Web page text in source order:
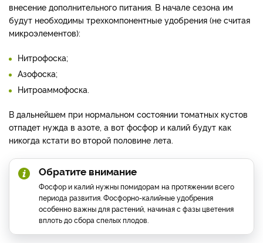
внесение дополнительного питания. В начале сезона им
будут необходимы трехкомпонентные удобрения (не считая
микроэлементов):
Нитрофоска;
Азофоска;
Нитроаммофоска.
В дальнейшем при нормальном состоянии томатных кустов
отпадет нужда в азоте, а вот фосфор и калий будут как
никогда кстати во второй половине лета.
Обратите внимание
Фосфор и калий нужны помидорам на протяжении всего
периода развития. Фосфорно-калийные удобрения
особенно важны для растений, начиная с фазы цветения
вплоть до сбора спелых плодов.